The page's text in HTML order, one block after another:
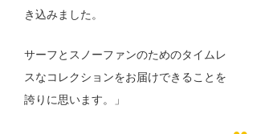
き込みました。
サーフとスノーファンのためのタイムレ
スなコレクションをお届けできることを
誇りに思います。」